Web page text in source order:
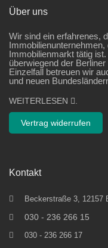
Über uns
Wir sind ein erfahrenes,
Immobilienmarkt tätig
überwiegend der
Einzelfall betreuen wir
und neuen
WEITERLESEN
Vertrag widerrufen
Kontakt
Beckerstraße 3, 12157
030 - 236 266 15
030 - 236 266 17